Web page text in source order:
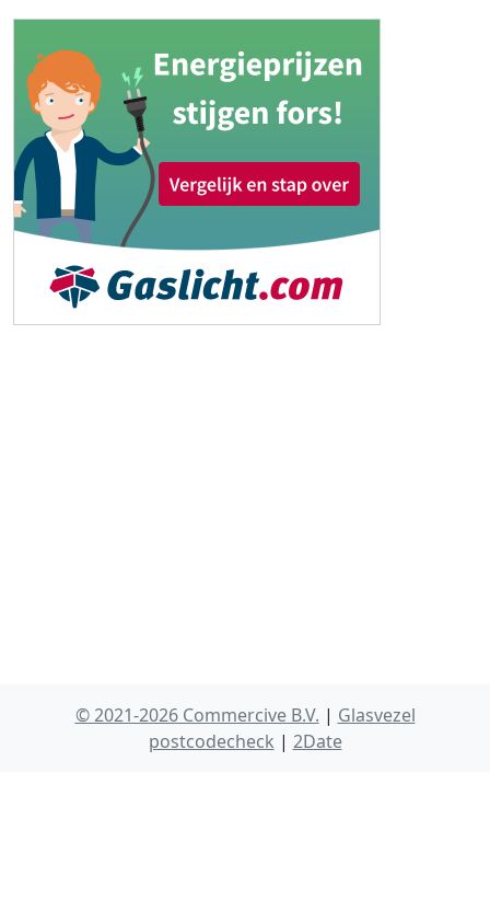
© 2021-2026 Commercive B.V. | Glasvezel
postcodecheck | 2Date